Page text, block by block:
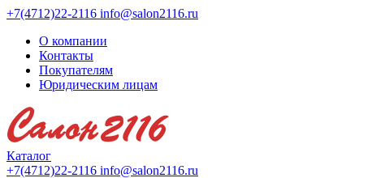
+7(4712)22-2116 info@salon2116.ru
О компании
Контакты
Покупателям
Юридическим лицам
Каталог
+7(4712)22-2116 info@salon2116.ru